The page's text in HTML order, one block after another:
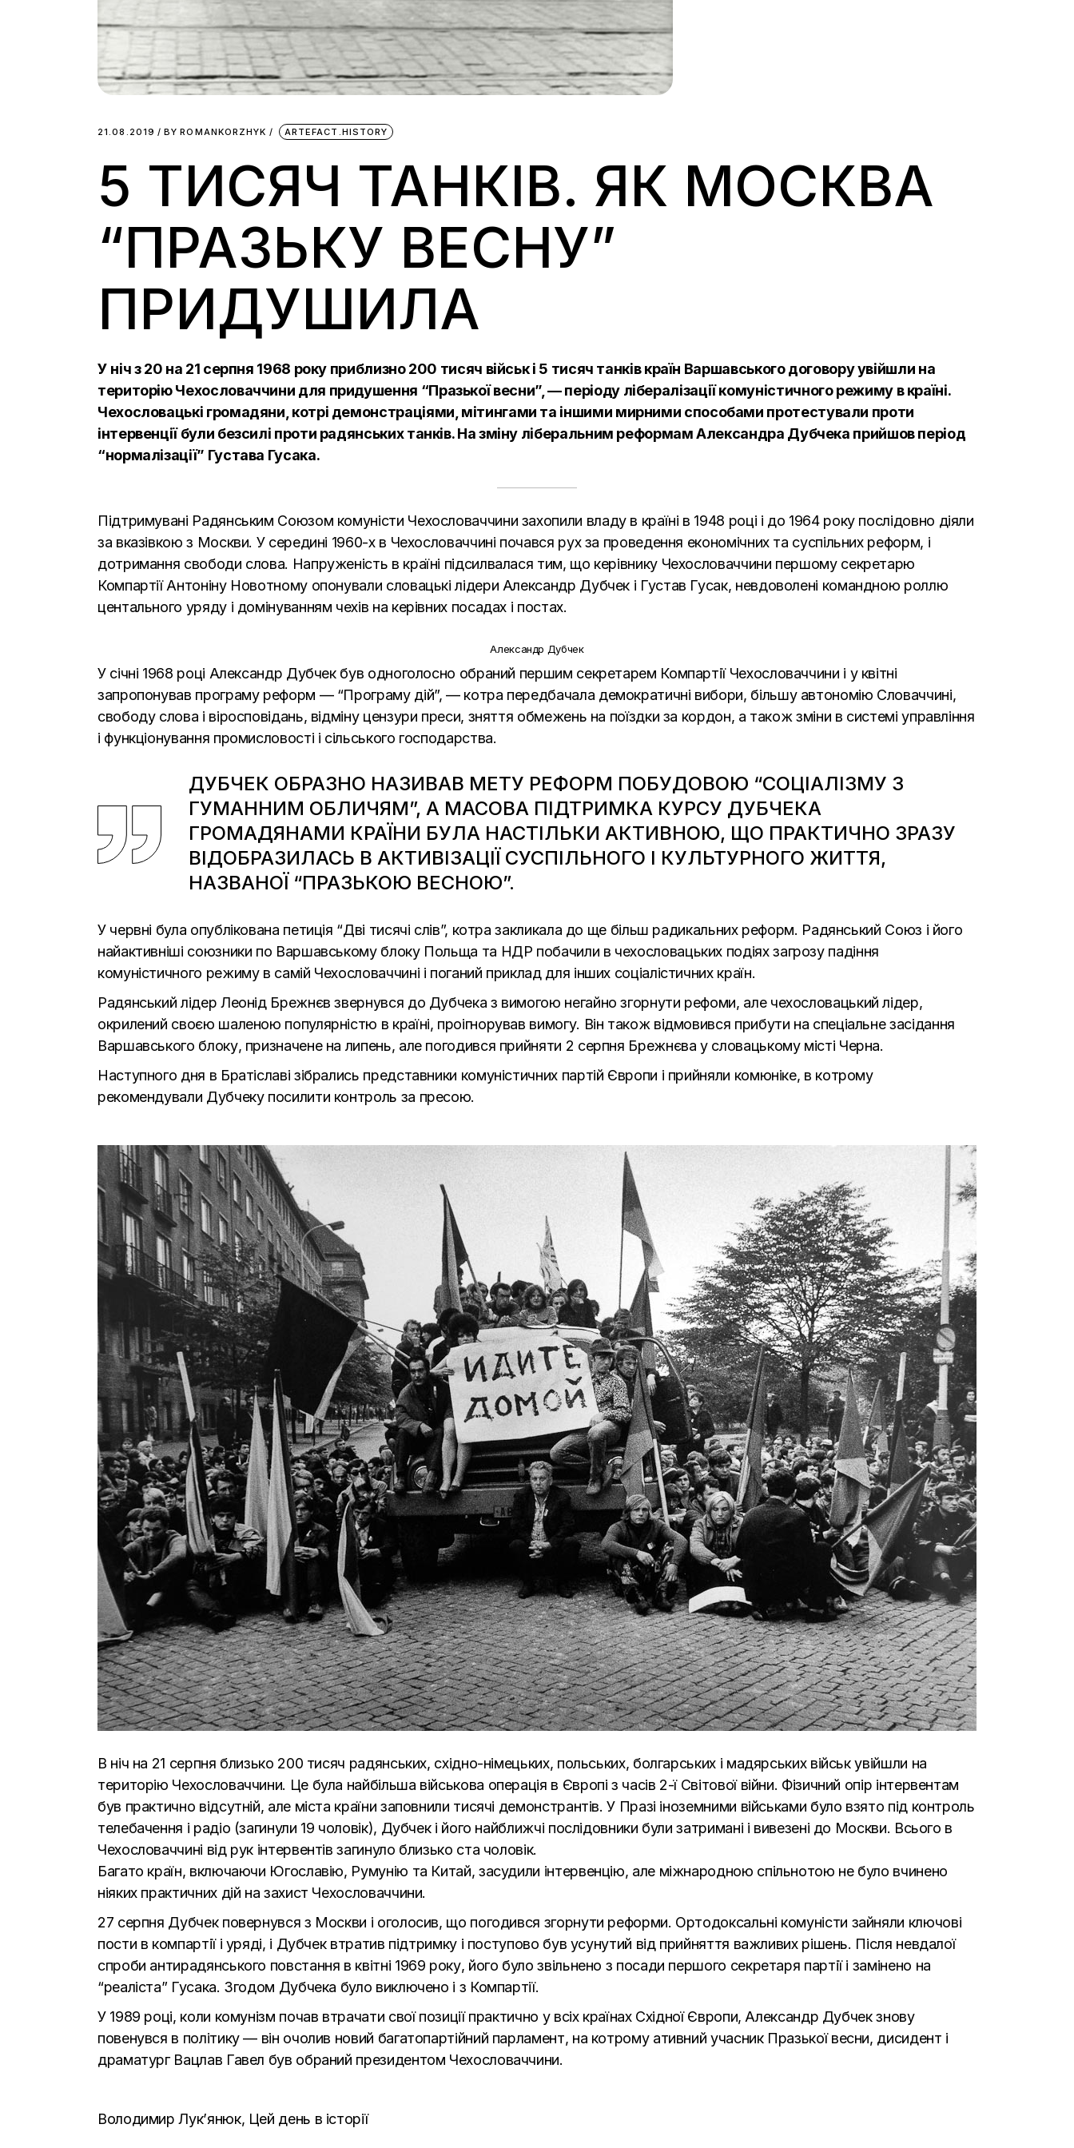
21.08.2019 BY ROMANKORZHYK ARTEFACT.HISTORY
5 ТИСЯЧ ТАНКІВ. ЯК МОСКВА
“ПРАЗЬКУ ВЕСНУ”
ПРИДУШИЛА
У ніч з 20 на 21 серпня 1968 року приблизно 200 тисяч військ і 5 тисяч танків країн Варшавського договору увійшли на
територію Чехословаччини для придушення “Празької весни”, — періоду лібералізації комуністичного режиму в країні.
Чехословацькі громадяни, котрі демонстраціями, мітингами та іншими мирними способами протестували проти
інтервенції були безсилі проти радянських танків. На зміну ліберальним реформам Александра Дубчека прийшов період
“нормалізації” Густава Гусака.
Підтримувані Радянським Союзом комуністи Чехословаччини захопили владу в країні в 1948 році і до 1964 року послідовно діяли
за вказівкою з Москви. У середині 1960-х в Чехословаччині почався рух за проведення економічних та суспільних реформ, і
дотримання свободи слова. Напруженість в країні підсилвалася тим, що керівнику Чехословаччини першому секретарю
Компартії Антоніну Новотному опонували словацькі лідери Александр Дубчек і Густав Гусак, невдоволені командною роллю
центального уряду і домінуванням чехів на керівних посадах і постах.
Александр Дубчек
У січні 1968 році Александр Дубчек був одноголосно обраний першим секретарем Компартії Чехословаччини і у квітні
запропонував програму реформ — “Програму дій”, — котра передбачала демократичні вибори, більшу автономію Словаччині,
свободу слова і віросповідань, відміну цензури преси, зняття обмежень на поїздки за кордон, а також зміни в системі управління
і функціонування промисловості і сільського господарства.
ДУБЧЕК ОБРАЗНО НАЗИВАВ МЕТУ РЕФОРМ ПОБУДОВОЮ “СОЦІАЛІЗМУ З
ГУМАННИМ ОБЛИЧЯМ”, А МАСОВА ПІДТРИМКА КУРСУ ДУБЧЕКА
ГРОМАДЯНАМИ КРАЇНИ БУЛА НАСТІЛЬКИ АКТИВНОЮ, ЩО ПРАКТИЧНО ЗРАЗУ
ВІДОБРАЗИЛАСЬ В АКТИВІЗАЦІЇ СУСПІЛЬНОГО І КУЛЬТУРНОГО ЖИТТЯ,
НАЗВАНОЇ “ПРАЗЬКОЮ ВЕСНОЮ”.
У червні була опублікована петиція “Дві тисячі слів”, котра закликала до ще більш радикальних реформ. Радянський Союз і його
найактивніші союзники по Варшавському блоку Польща та НДР побачили в чехословацьких подіях загрозу падіння
комуністичного режиму в самій Чехословаччині і поганий приклад для інших соціалістичних країн.
Радянський лідер Леонід Брежнєв звернувся до Дубчека з вимогою негайно згорнути рефоми, але чехословацький лідер,
окрилений своєю шаленою популярністю в країні, проігнорував вимогу. Він також відмовився прибути на спеціальне засідання
Варшавського блоку, призначене на липень, але погодився прийняти 2 серпня Брежнєва у словацькому місті Черна.
Наступного дня в Братіславі зібрались представники комуністичних партій Європи і прийняли комюніке, в котрому
рекомендували Дубчеку посилити контроль за пресою.
В ніч на 21 серпня близько 200 тисяч радянських, східно-німецьких, польських, болгарських і мадярських військ увійшли на
територію Чехословаччини. Це була найбільша військова операція в Європі з часів 2-ї Світової війни. Фізичний опір інтервентам
був практично відсутній, але міста країни заповнили тисячі демонстрантів. У Празі іноземними військами було взято під контроль
телебачення і радіо (загинули 19 чоловік), Дубчек і його найближчі послідовники були затримані і вивезені до Москви. Всього в
Чехословаччині від рук інтервентів загинуло близько ста чоловік.
Багато країн, включаючи Югославію, Румунію та Китай, засудили інтервенцію, але міжнародною спільнотою не було вчинено
ніяких практичних дій на захист Чехословаччини.
27 серпня Дубчек повернувся з Москви і оголосив, що погодився згорнути реформи. Ортодоксальні комуністи зайняли ключові
пости в компартії і уряді, і Дубчек втратив підтримку і поступово був усунутий від прийняття важливих рішень. Після невдалої
спроби антирадянського повстання в квітні 1969 року, його було звільнено з посади першого секретаря партії і замінено на
“реаліста” Гусака. Згодом Дубчека було виключено і з Компартії.
У 1989 році, коли комунізм почав втрачати свої позиції практично у всіх країнах Східної Європи, Александр Дубчек знову
повенувся в політику — він очолив новий багатопартійний парламент, на котрому ативний учасник Празької весни, дисидент і
драматург Вацлав Гавел був обраний президентом Чехословаччини.
Володимир Лук’янюк, Цей день в історії